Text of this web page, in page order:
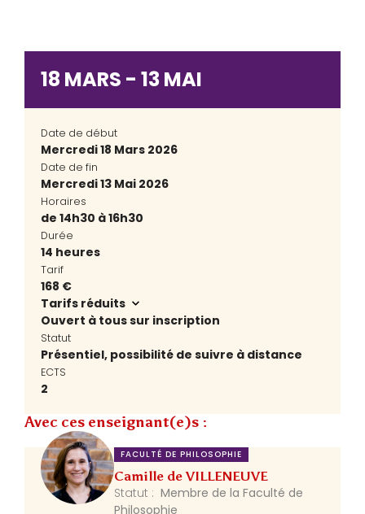
18 MARS - 13 MAI
Date de début
Mercredi 18 Mars 2026
Date de fin
Mercredi 13 Mai 2026
Horaires
de 14h30 à 16h30
Durée
14 heures
Tarif
168 €
Tarifs réduits
Ouvert à tous sur inscription
Statut
Présentiel, possibilité de suivre à distance
ECTS
2
Avec ces enseignant(e)s :
FACULTÉ DE PHILOSOPHIE
Camille de VILLENEUVE
Statut : Membre de la Faculté de
Philosophie